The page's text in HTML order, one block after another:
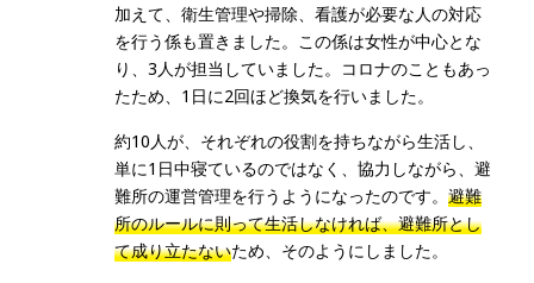
加えて、衛生管理や掃除、看護が必要な人の対応
を行う係も置きました。この係は女性が中心とな
り、3人が担当していました。コロナのこともあっ
たため、1日に2回ほど換気を行いました。
約10人が、それぞれの役割を持ちながら生活し、
単に1日中寝ているのではなく、協力しながら、避
難所の運営管理を行うようになったのです。避難
所のルールに則って生活しなければ、避難所とし
て成り立たないため、そのようにしました。